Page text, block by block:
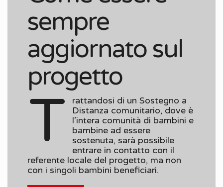
sempre
aggiornato sul
progetto
T
rattandosi di un Sostegno a
Distanza comunitario, dove è
l’intera comunità di bambini e
bambine ad essere
sostenuta, sarà possibile
entrare in contatto con il
referente locale del progetto, ma non
con i singoli bambini beneficiari.